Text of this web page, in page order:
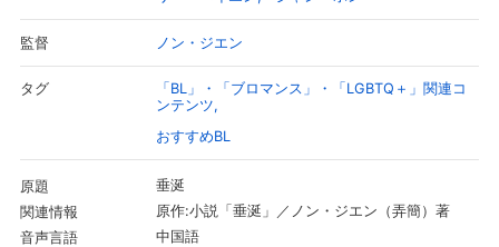
監督 ノン・ジエン
タグ
「BL」・「ブロマンス」・「LGBTQ＋」関連コ
ンテンツ
おすすめBL
原題 垂涎
関連情報 原作:小説「垂涎」／ノン・ジエン（弄簡）著
音声言語 中国語